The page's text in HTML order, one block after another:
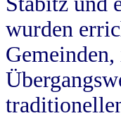
wurden